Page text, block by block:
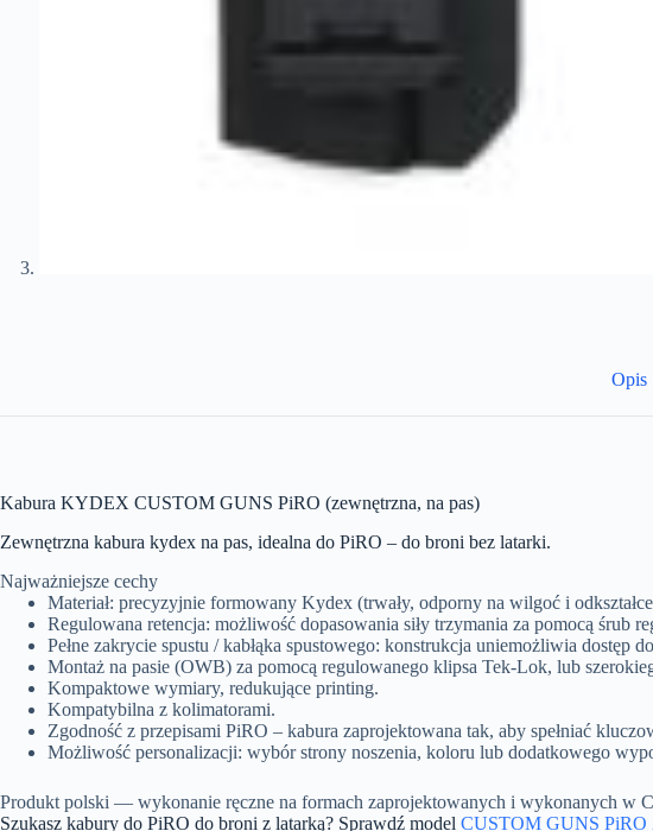
Opis
Kabura KYDEX CUSTOM GUNS PiRO (zewnętrzna, na pas)
Zewnętrzna kabura kydex na pas, idealna do PiRO – do broni bez latarki.
Najważniejsze cechy
Materiał: precyzyjnie formowany Kydex (trwały, odporny na wilgoć i
Regulowana retencja: możliwość dopasowania siły trzymania za pomocą
Pełne zakrycie spustu / kabłąka spustowego: konstrukcja uniemożliwia
Montaż na pasie (OWB) za pomocą regulowanego klipsa Tek-Lok, lub
Kompaktowe wymiary, redukujące printing.
Kompatybilna z kolimatorami.
Zgodność z przepisami PiRO – kabura zaprojektowana tak, aby spełniać
Możliwość personalizacji: wybór strony noszenia, koloru lub dodatkowego
Produkt polski — wykonanie ręczne na formach zaprojektowanych i wykonanych w
Szukasz kabury do PiRO do broni z latarką? Sprawdź model CUSTOM GUNS